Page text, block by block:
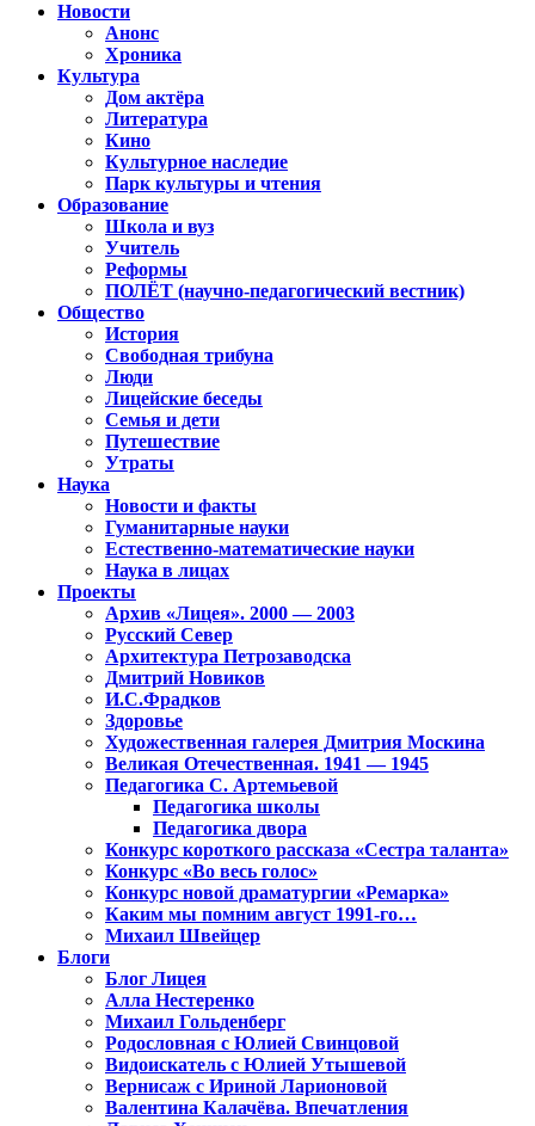
Новости
Анонс
Хроника
Культура
Дом актёра
Литература
Кино
Культурное наследие
Парк культуры и чтения
Образование
Школа и вуз
Учитель
Реформы
ПОЛЁТ (научно-педагогический вестник)
Общество
История
Свободная трибуна
Люди
Лицейские беседы
Семья и дети
Путешествие
Утраты
Наука
Новости и факты
Гуманитарные науки
Естественно-математические науки
Наука в лицах
Проекты
Архив «Лицея». 2000 — 2003
Русский Север
Архитектура Петрозаводска
Дмитрий Новиков
И.С.Фрадков
Здоровье
Художественная галерея Дмитрия Москина
Великая Отечественная. 1941 — 1945
Педагогика С. Артемьевой
Педагогика школы
Педагогика двора
Конкурс короткого рассказа «Сестра таланта»
Конкурс «Во весь голос»
Конкурс новой драматургии «Ремарка»
Каким мы помним август 1991-го…
Михаил Швейцер
Блоги
Блог Лицея
Алла Нестеренко
Михаил Гольденберг
Родословная с Юлией Свинцовой
Видоискатель с Юлией Утышевой
Вернисаж с Ириной Ларионовой
Валентина Калачёва. Впечатления